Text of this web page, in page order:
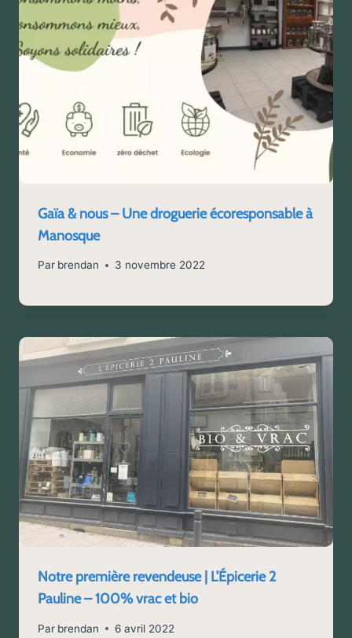
Gaïa & nous – Une droguerie écoresponsable à
Manosque
Par brendan 3 novembre 2022
Notre première revendeuse | L’Épicerie 2
Pauline – 100% vrac et bio
Par brendan 6 avril 2022